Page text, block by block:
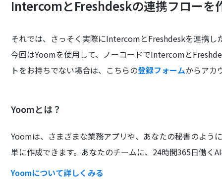
IntercomとFreshdeskの連携フローを
それでは、さっそく実際にIntercomとFreshdeskを連携し
今回はYoomを使用して、ノーコードでIntercomと
トをお持ちでない場合は、こちらの登録フォームからアカ
Yoomとは？
Yoomは、さまざまな業務アプリや、あなたの秘書のよう
単に作成できます。あなたのチームに、24時間365日働く
Yoomについて詳しくみる